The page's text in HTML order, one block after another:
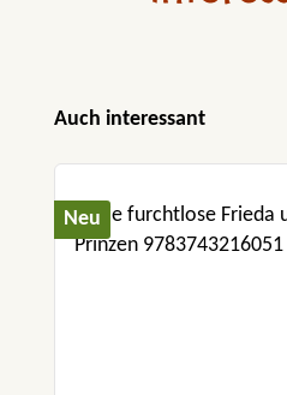
Produktgalerie überspringen
Auch interessant
Neu